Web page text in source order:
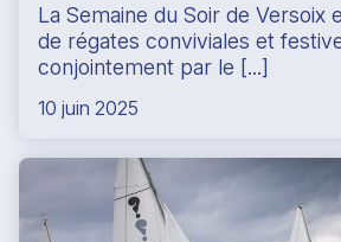
La Semaine du Soir de Versoix
de régates conviviales et
conjointement par le [...]
10 juin 2025